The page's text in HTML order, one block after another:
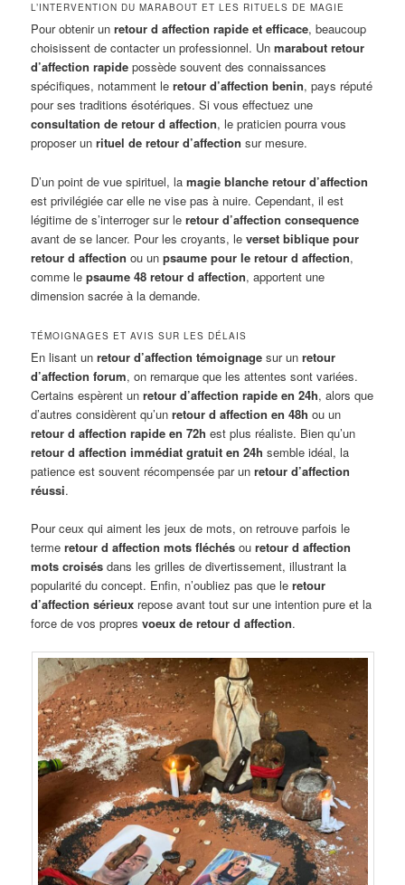
L’INTERVENTION DU MARABOUT ET LES RITUELS DE MAGIE
Pour obtenir unretour d affection rapide et efficace, beaucoup
choisissent de contacter un professionnel. Unmarabout retour
d’affection rapide possède souvent des connaissances
spécifiques, notamment leretour d’affection benin, pays réputé
pour ses traditions ésotériques. Si vous effectuez une
consultation de retour d affection, le praticien pourra vous
proposer unrituel de retour d’affection sur mesure.
D’un point de vue spirituel, lamagie blanche retour d’affection
est privilégiée car elle ne vise pas à nuire. Cependant, il est
légitime de s’interroger sur leretour d’affection consequence
avant de se lancer. Pour les croyants, leverset biblique pour
retour d affection ou unpsaume pour le retour d affection,
comme lepsaume 48 retour d affection, apportent une
dimension sacrée à la demande.
TÉMOIGNAGES ET AVIS SUR LES DÉLAIS
En lisant unretour d’affection témoignage sur unretour
d’affection forum, on remarque que les attentes sont variées.
Certains espèrent unretour d’affection rapide en 24h, alors que
d’autres considèrent qu’unretour d affection en 48h ou un
retour d affection rapide en 72h est plus réaliste. Bien qu’un
retour d affection immédiat gratuit en 24h semble idéal, la
patience est souvent récompensée par unretour d’affection
réussi.
Pour ceux qui aiment les jeux de mots, on retrouve parfois le
termeretour d affection mots fléchés ouretour d affection
mots croisés dans les grilles de divertissement, illustrant la
popularité du concept. Enfin, n’oubliez pas que leretour
d’affection sérieux repose avant tout sur une intention pure et la
force de vos propresvoeux de retour d affection.